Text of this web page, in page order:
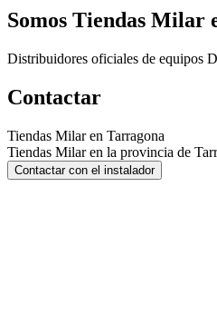
Somos Tiendas Milar
Distribuidores oficiales de equipos
Contactar
Tiendas Milar en Tarragona
Tiendas Milar en la provincia de
Contactar con el instalador